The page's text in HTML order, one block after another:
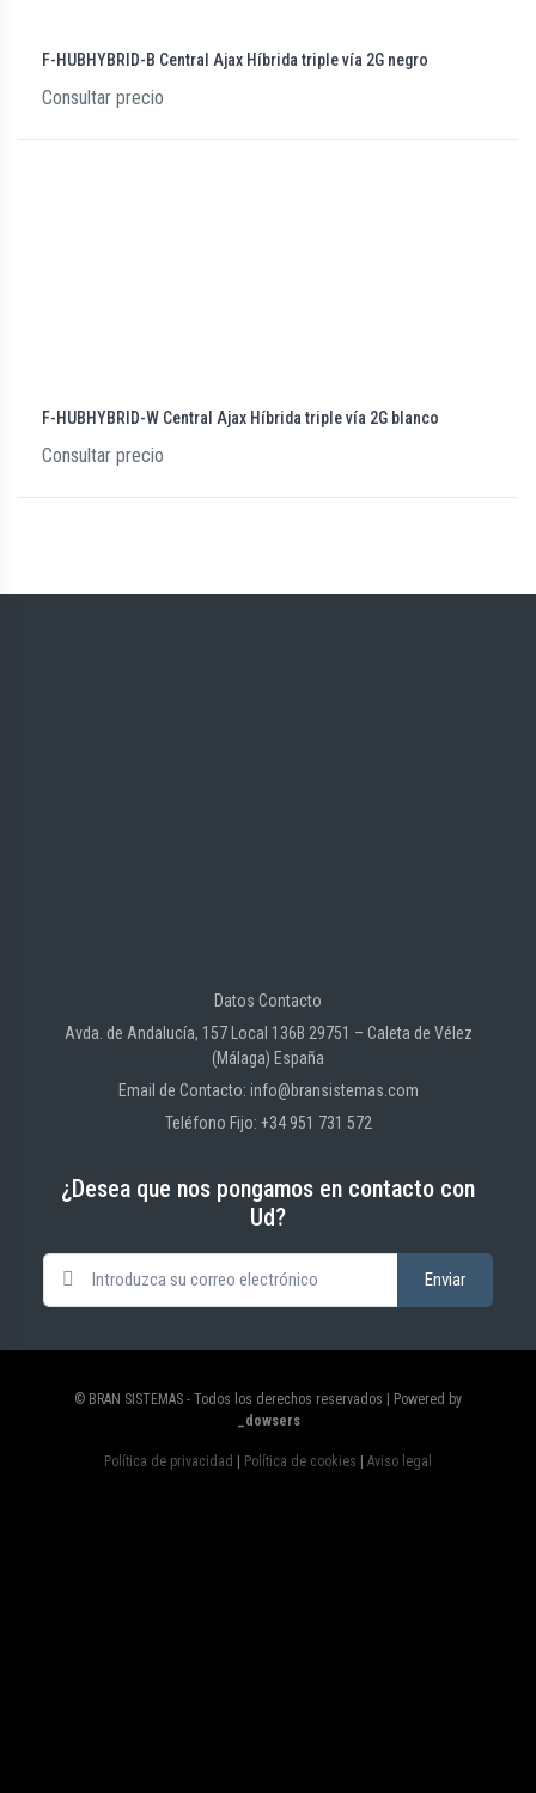
F-HUBHYBRID-B Central Ajax Híbrida triple vía 2G negro
Consultar precio
F-HUBHYBRID-W Central Ajax Híbrida triple vía 2G blanco
Consultar precio
Datos Contacto
Avda. de Andalucía, 157 Local 136B 29751 – Caleta de Vélez
(Málaga) España
Email de Contacto: info@bransistemas.com
Teléfono Fijo: +34 951 731 572
¿Desea que nos pongamos en contacto con
Ud?
© BRAN SISTEMAS - Todos los derechos reservados | Powered by
_dowsers
Política de privacidad | Política de cookies | Aviso legal